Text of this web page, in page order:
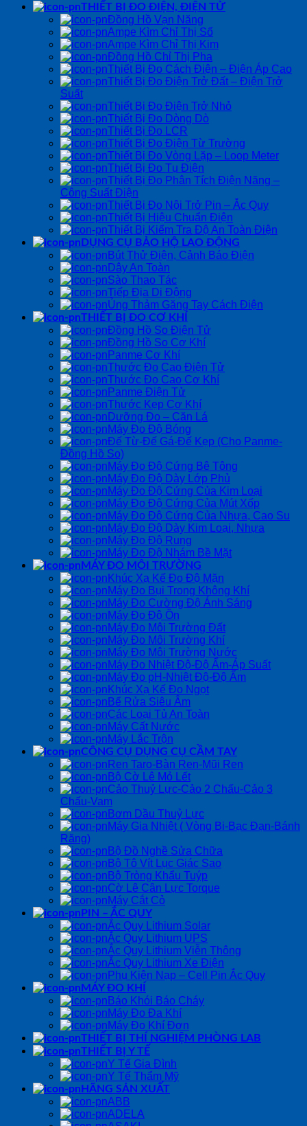
THIẾT BỊ ĐO ĐIỆN, ĐIỆN TỬ
Đồng Hồ Vạn Năng
Ampe Kìm Chỉ Thị Số
Ampe Kìm Chỉ Thị Kim
Đồng Hồ Chỉ Thị Pha
Thiết Bị Đo Cách Điện – Điện Áp Cao
Thiết Bị Đo Điện Trở Đất – Điện Trở
Suất
Thiết Bị Đo Điện Trở Nhỏ
Thiết Bị Đo Dòng Dò
Thiết Bị Đo LCR
Thiết Bị Đo Điện Từ Trường
Thiết Bị Đo Vòng Lặp – Loop Meter
Thiết Bị Đo Tụ Điện
Thiết Bị Đo Phân Tích Điện Năng –
Công Suất Điện
Thiết Bị Đo Nội Trở Pin – Ắc Quy
Thiết Bị Hiệu Chuẩn Điện
Thiết Bị Kiểm Tra Độ An Toàn Điện
DỤNG CỤ BẢO HỘ LAO ĐỘNG
Bút Thử Điện, Cảnh Báo Điện
Dây An Toàn
Sào Thao Tác
Tiếp Địa Di Động
Ủng Thảm Găng Tay Cách Điện
THIẾT BỊ ĐO CƠ KHÍ
Đồng Hồ So Điện Tử
Đồng Hồ So Cơ Khí
Panme Cơ Khí
Thước Đo Cao Điện Tử
Thước Đo Cao Cơ Khí
Panme Điện Tử
Thước Kẹp Cơ Khí
Dưỡng Đo – Căn Lá
Máy Đo Độ Bóng
Đế Từ-Đế Gá-Đế Kẹp (Cho Panme-
Đồng Hồ So)
Máy Đo Độ Cứng Bê Tông
Máy Đo Độ Dày Lớp Phủ
Máy Đo Độ Cứng Của Kim Loại
Máy Đo Độ Cứng Của Mút Xốp
Máy Đo Độ Cứng Của Nhựa, Cao Su
Máy Đo Độ Dày Kim Loại, Nhựa
Máy Đo Độ Rung
Máy Đo Độ Nhám Bề Mặt
MÁY ĐO MÔI TRƯỜNG
Khúc Xạ Kế Đo Độ Mặn
Máy Đo Bụi Trong Không Khí
Máy Đo Cường Độ Ánh Sáng
Máy Đo Độ Ồn
Máy Đo Môi Trường Đất
Máy Đo Môi Trường Khí
Máy Đo Môi Trường Nước
Máy Đo Nhiệt Độ-Độ Ẩm-Áp Suất
Máy Đo pH-Nhiệt Độ-Độ Ẩm
Khúc Xạ Kế Đo Ngọt
Bể Rửa Siêu Âm
Các Loại Tủ An Toàn
Máy Cất Nước
Máy Lắc Trộn
CÔNG CỤ DỤNG CỤ CẦM TAY
Ren Taro-Bàn Ren-Mũi Ren
Bộ Cờ Lê Mỏ Lết
Cảo Thuỷ Lực-Cảo 2 Chấu-Cảo 3
Chấu-Vam
Bơm Dầu Thuỷ Lực
Máy Gia Nhiệt ( Vòng Bi-Bạc Đạn-Bánh
Răng)
Bộ Đồ Nghề Sửa Chữa
Bộ Tô Vít Lục Giác Sao
Bộ Tròng Khẩu Tuýp
Cờ Lê Cân Lực Torque
Máy Cắt Cỏ
PIN – ẮC QUY
Ắc Quy Lithium Solar
Ắc Quy Lithium UPS
Ắc Quy Lithium Viễn Thông
Ắc Quy Lithium Xe Điện
Phụ Kiện Nạp – Cell Pin Ắc Quy
MÁY ĐO KHÍ
Báo Khói Báo Cháy
Máy Đo Đa Khí
Máy Đo Khí Đơn
THIẾT BỊ THÍ NGHIỆM PHÒNG LAB
THIẾT BỊ Y TẾ
Y Tế Gia Đình
Y Tế Thẩm Mỹ
HÃNG SẢN XUẤT
ABB
ADELA